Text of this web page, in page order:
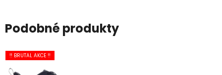
Podobné produkty
!! BRUTAL AKCE !!